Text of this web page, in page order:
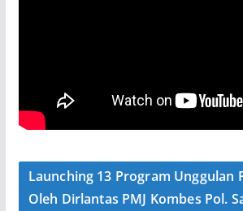
Launching 13 Program Unggulan
Oleh Dirlantas PMJ Kombes Pol.